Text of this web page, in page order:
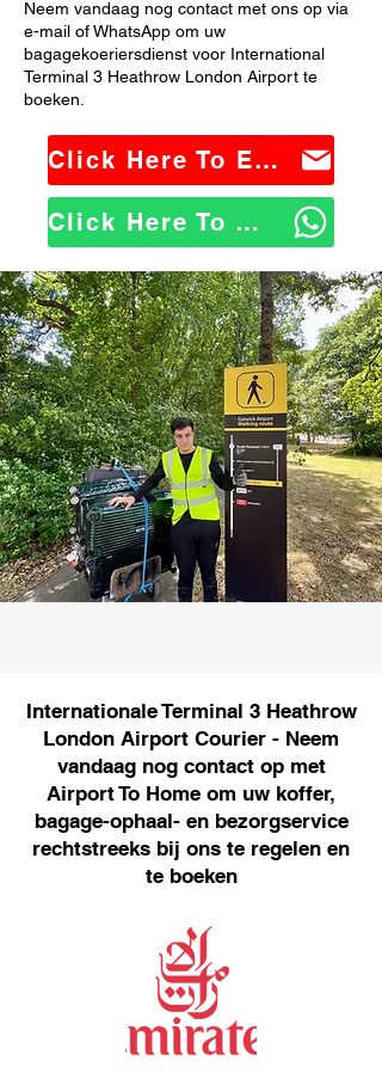
Neem vandaag nog contact met ons op via
e-mail of WhatsApp om uw
bagagekoeriersdienst voor International
Terminal 3 Heathrow London Airport te
boeken.
Click Here To Email Us
Click Here To WhatsApp Us
Internationale Terminal 3 Heathrow
London Airport Courier - Neem
vandaag nog contact op met
Airport To Home om uw koffer,
bagage-ophaal- en bezorgservice
rechtstreeks bij ons te regelen en
te boeken